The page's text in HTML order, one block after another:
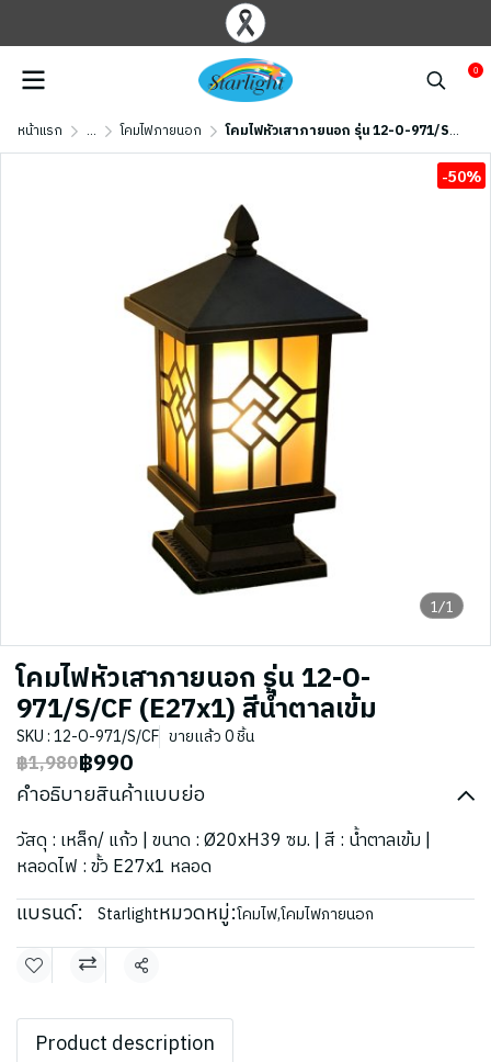
0
หน้าแรก ... โคมไฟภายนอก โคมไฟหัวเสาภายนอก รุ่น 12-O-971/S/CF (E27x1) สีน้ำตาลเข้ม
1/1
-50%
โคมไฟหัวเสาภายนอก รุ่น 12-O-
971/S/CF (E27x1) สีน้ำตาลเข้ม
SKU : 12-O-971/S/CF ขายแล้ว 0 ชิ้น
฿1,980฿990
คำอธิบายสินค้าแบบย่อ
วัสดุ : เหล็ก/ แก้ว | ขนาด : Ø20xH39 ซม. | สี : น้ำตาลเข้ม |
หลอดไฟ : ขั้ว E27x1 หลอด
แบรนด์: Starlightหมวดหมู่:โคมไฟ,โคมไฟภายนอก
แชร์
Product description